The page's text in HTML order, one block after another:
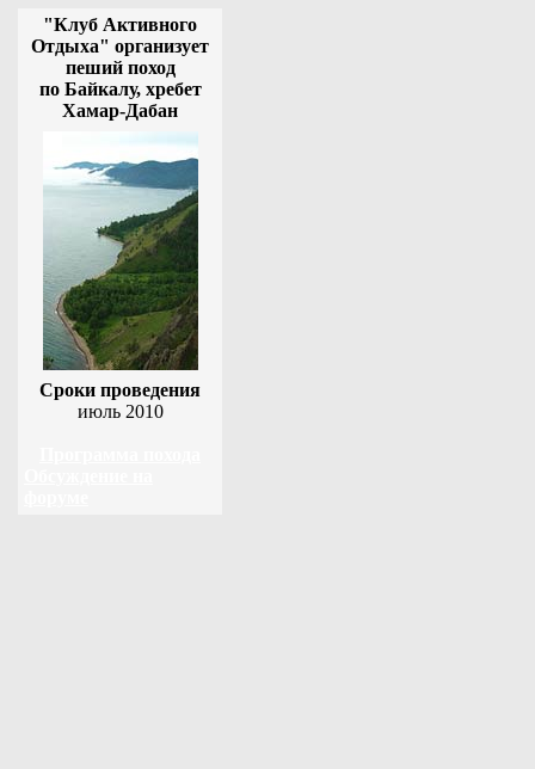
"Клуб Активного
Отдыха" организует
пеший поход
по Байкалу, хребет
Хамар-Дабан
Сроки проведения
июль 2010